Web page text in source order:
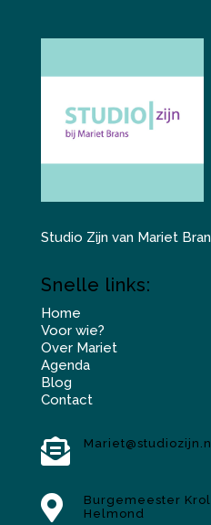
Studio Zijn van Mariet
Snelle links:
Home
Voor wie?
Over Mariet
Agenda
Blog
Contact


Burgemeester
Helmond